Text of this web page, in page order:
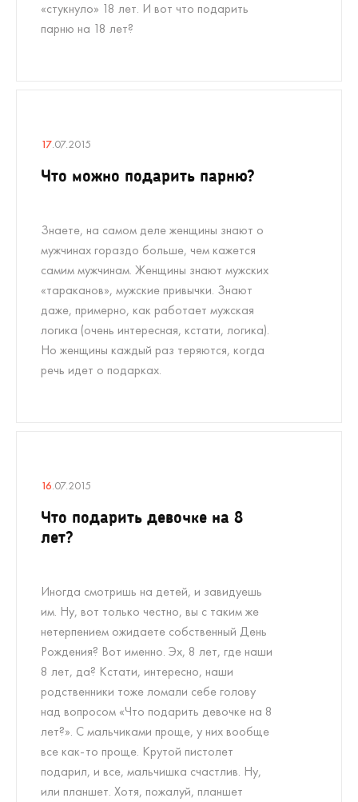
«стукнуло» 18 лет. И вот что подарить
парню на 18 лет?
17.07.2015
Что можно подарить парню?
Знаете, на самом деле женщины знают о
мужчинах гораздо больше, чем кажется
самим мужчинам. Женщины знают мужских
«тараканов», мужские привычки. Знают
даже, примерно, как работает мужская
логика (очень интересная, кстати, логика).
Но женщины каждый раз теряются, когда
речь идет о подарках.
16.07.2015
Что подарить девочке на 8
лет?
Иногда смотришь на детей, и завидуешь
им. Ну, вот только честно, вы с таким же
нетерпением ожидаете собственный День
Рождения? Вот именно. Эх, 8 лет, где наши
8 лет, да? Кстати, интересно, наши
родственники тоже ломали себе голову
над вопросом «Что подарить девочке на 8
лет?». С мальчиками проще, у них вообще
все как-то проще. Крутой пистолет
подарил, и все, мальчишка счастлив. Ну,
или планшет. Хотя, пожалуй, планшет